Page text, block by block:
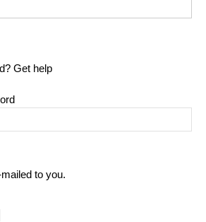
Get help
to you.